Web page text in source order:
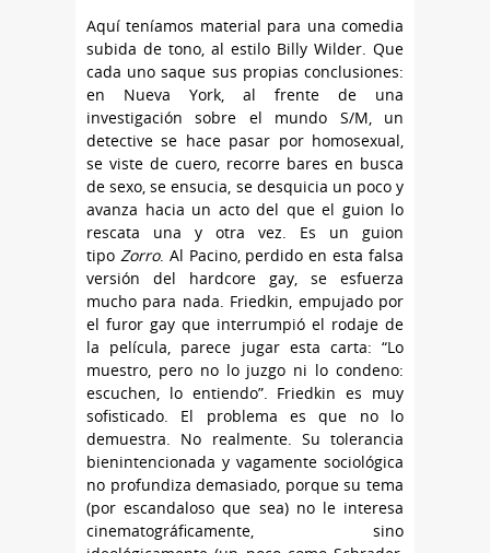
Aquí teníamos material para una comedia
subida de tono, al estilo Billy Wilder. Que
cada uno saque sus propias conclusiones:
en Nueva York, al frente de una
investigación sobre el mundo S/M, un
detective se hace pasar por homosexual,
se viste de cuero, recorre bares en busca
de sexo, se ensucia, se desquicia un poco y
avanza hacia un acto del que el guion lo
rescata una y otra vez. Es un guion
tipo Zorro. Al Pacino, perdido en esta falsa
versión del hardcore gay, se esfuerza
mucho para nada. Friedkin, empujado por
el furor gay que interrumpió el rodaje de
la película, parece jugar esta carta: “Lo
muestro, pero no lo juzgo ni lo condeno:
escuchen, lo entiendo”. Friedkin es muy
sofisticado. El problema es que no lo
demuestra. No realmente. Su tolerancia
bienintencionada y vagamente sociológica
no profundiza demasiado, porque su tema
(por escandaloso que sea) no le interesa
cinematográficamente, sino